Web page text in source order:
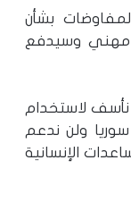
بشأن
مهني وسيدفع
نأسف لاستخدام
ولن ندعم
الإنسانية